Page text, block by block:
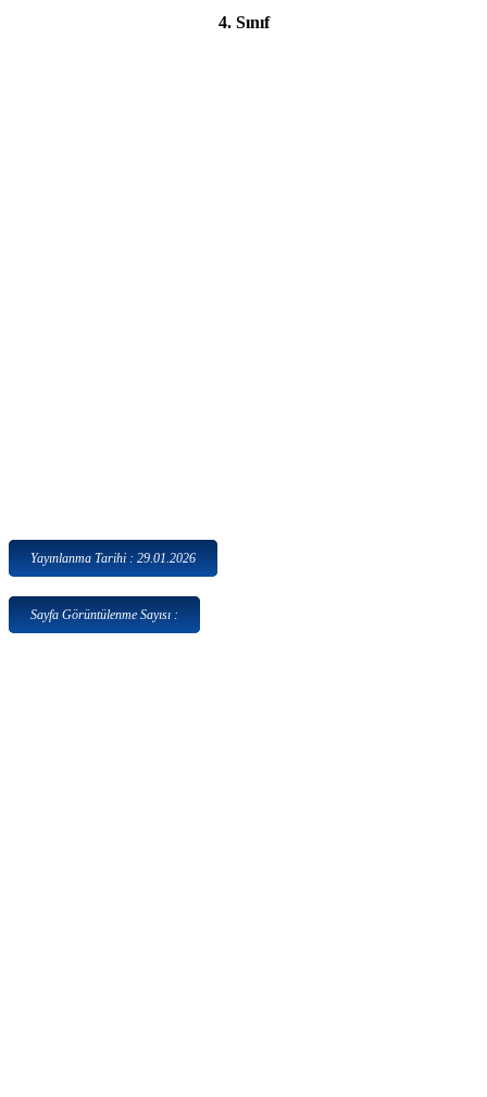
4. Sınıf
Yayınlanma Tarihi : 29.01.2026
Sayfa Görüntülenme Sayısı :